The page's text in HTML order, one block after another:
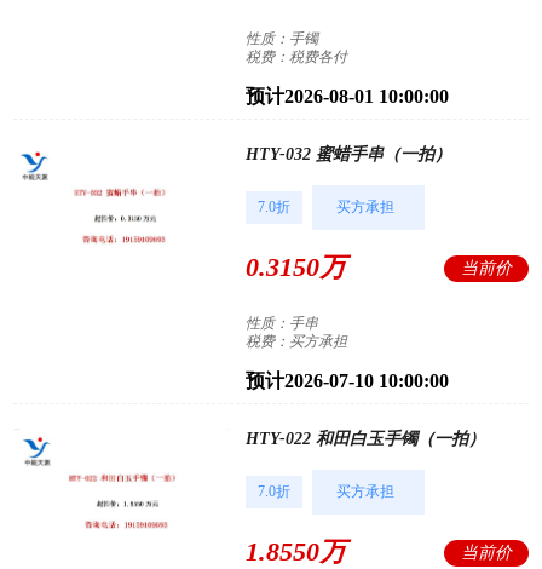
性质：手镯
税费：税费各付
预计2026-08-01 10:00:00
HTY-032 蜜蜡手串（一拍）
7.0折 买方承担
0.3150万 当前价
性质：手串
税费：买方承担
预计2026-07-10 10:00:00
HTY-022 和田白玉手镯（一拍）
7.0折 买方承担
1.8550万 当前价